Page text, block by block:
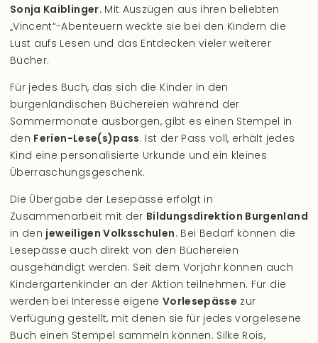
Sonja Kaiblinger. Mit Auszügen aus ihren beliebten
„Vincent“-Abenteuern weckte sie bei den Kindern die
Lust aufs Lesen und das Entdecken vieler weiterer
Bücher.
Für jedes Buch, das sich die Kinder in den
burgenländischen Büchereien während der
Sommermonate ausborgen, gibt es einen Stempel in
den Ferien-Lese(s)pass. Ist der Pass voll, erhält jedes
Kind eine personalisierte Urkunde und ein kleines
Überraschungsgeschenk.
Die Übergabe der Lesepässe erfolgt in
Zusammenarbeit mit der Bildungsdirektion Burgenland
in den jeweiligen Volksschulen. Bei Bedarf können die
Lesepässe auch direkt von den Büchereien
ausgehändigt werden. Seit dem Vorjahr können auch
Kindergartenkinder an der Aktion teilnehmen. Für die
werden bei Interesse eigene Vorlesepässe zur
Verfügung gestellt, mit denen sie für jedes vorgelesene
Buch einen Stempel sammeln können. Silke Rois,